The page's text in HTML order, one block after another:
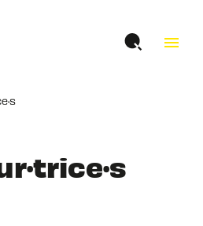
menu